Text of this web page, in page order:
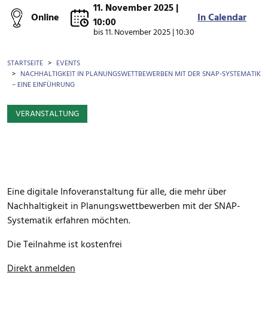
Online
11. November 2025 |
10:00
bis11. November 2025 | 10:30
In Calendar
BROTKRÜMEL
STARTSEITE
EVENTS
NACHHALTIGKEIT IN PLANUNGSWETTBEWERBEN MIT DER SNAP-SYSTEMATIK
– EINE EINFÜHRUNG
VERANSTALTUNG
Eine digitale Infoveranstaltung für alle, die mehr über
Nachhaltigkeit in Planungswettbewerben mit der SNAP-
Systematik erfahren möchten.
Die Teilnahme ist kostenfrei
Direkt anmelden